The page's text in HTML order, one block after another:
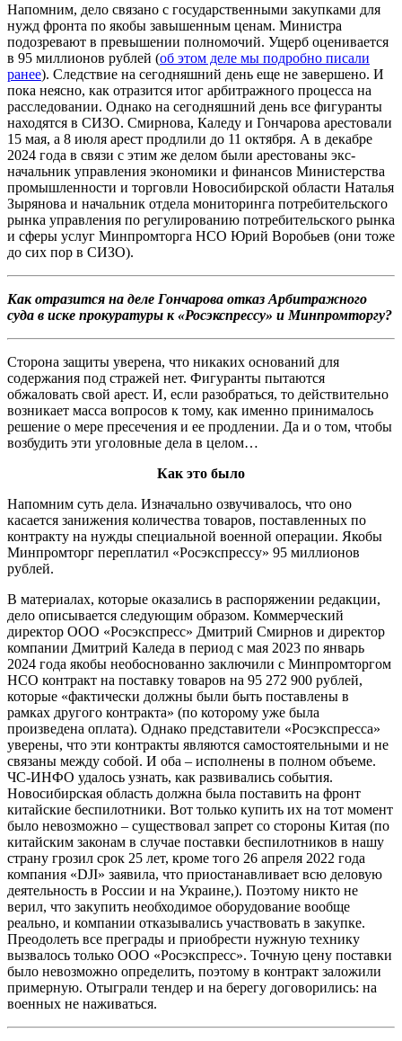
Напомним, дело связано с государственными закупками для
нужд фронта по якобы завышенным ценам. Министра
подозревают в превышении полномочий. Ущерб оценивается
в 95 миллионов рублей (об этом деле мы подробно писали
ранее). Следствие на сегодняшний день еще не завершено. И
пока неясно, как отразится итог арбитражного процесса на
расследовании. Однако на сегодняшний день все фигуранты
находятся в СИЗО. Смирнова, Каледу и Гончарова арестовали
15 мая, а 8 июля арест продлили до 11 октября. А в декабре
2024 года в связи с этим же делом были арестованы экс-
начальник управления экономики и финансов Министерства
промышленности и торговли Новосибирской области Наталья
Зырянова и начальник отдела мониторинга потребительского
рынка управления по регулированию потребительского рынка
и сферы услуг Минпромторга НСО Юрий Воробьев (они тоже
до сих пор в СИЗО).
Как отразится на деле Гончарова отказ Арбитражного
суда в иске прокуратуры к «Росэкспрессу» и Минпромторгу?
Сторона защиты уверена, что никаких оснований для
содержания под стражей нет. Фигуранты пытаются
обжаловать свой арест. И, если разобраться, то действительно
возникает масса вопросов к тому, как именно принималось
решение о мере пресечения и ее продлении. Да и о том, чтобы
возбудить эти уголовные дела в целом…
Как это было
Напомним суть дела. Изначально озвучивалось, что оно
касается занижения количества товаров, поставленных по
контракту на нужды специальной военной операции. Якобы
Минпромторг переплатил «Росэкспрессу» 95 миллионов
рублей.
В материалах, которые оказались в распоряжении редакции,
дело описывается следующим образом. Коммерческий
директор ООО «Росэкспресс» Дмитрий Смирнов и директор
компании Дмитрий Каледа в период с мая 2023 по январь
2024 года якобы необоснованно заключили с Минпромторгом
НСО контракт на поставку товаров на 95 272 900 рублей,
которые «фактически должны были быть поставлены в
рамках другого контракта» (по которому уже была
произведена оплата). Однако представители «Росэкспресса»
уверены, что эти контракты являются самостоятельными и не
связаны между собой. И оба – исполнены в полном объеме.
ЧС-ИНФО удалось узнать, как развивались события.
Новосибирская область должна была поставить на фронт
китайские беспилотники. Вот только купить их на тот момент
было невозможно – существовал запрет со стороны Китая (по
китайским законам в случае поставки беспилотников в нашу
страну грозил срок 25 лет, кроме того 26 апреля 2022 года
компания «DJI» заявила, что приостанавливает всю деловую
деятельность в России и на Украине,). Поэтому никто не
верил, что закупить необходимое оборудование вообще
реально, и компании отказывались участвовать в закупке.
Преодолеть все преграды и приобрести нужную технику
вызвалось только ООО «Росэкспресс». Точную цену поставки
было невозможно определить, поэтому в контракт заложили
примерную. Отыграли тендер и на берегу договорились: на
военных не наживаться.